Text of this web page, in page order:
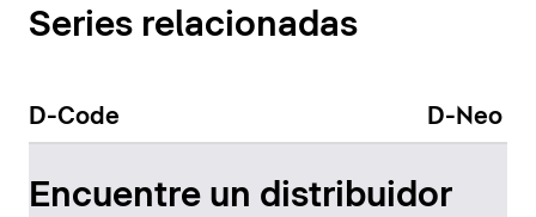
Series relacionadas
D-Code D-Neo
Encuentre un distribuidor